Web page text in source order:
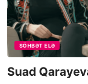
SÖHBƏT ELƏ
Suad